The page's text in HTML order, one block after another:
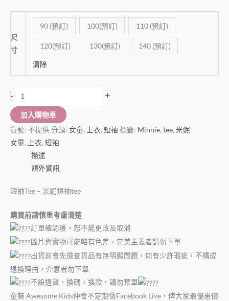
尺
寸
90 (預訂) 100(預訂) 110 (預訂)
120(預訂) 130(預訂) 140 (預訂)
清除
- +
加入購物車
貨號: 不提供 分類: 女童, 上衣, 短袖 標籤: Minnie, tee, 米妮
女童, 上衣, 短袖
描述
額外資訊
短袖Tee – 米妮短袖tee
購買前請慎重考慮清楚
訂單確認後，恕不能更改及取消
圖片與實物可能略有色差，完美主義者請勿下單
出貨前會先檢查貨品有無明顯問題，如有少許瑕疵，不構成
退換理由，介意者勿下單
不設退貨，換碼，換款，請勿棄單
童裝 Awesome Kids仲會不定期做Facebook Live，俾大家最優惠價